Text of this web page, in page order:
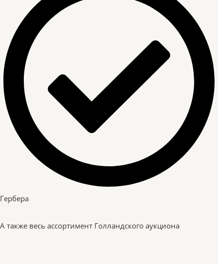
Гербера
А также весь ассортимент Голландского аукциона